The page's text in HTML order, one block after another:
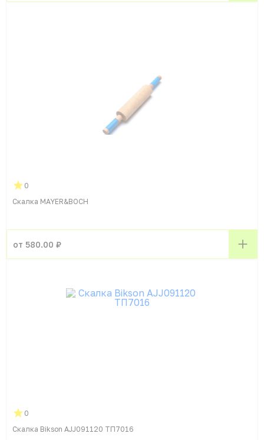
0
Скалка MAYER&BOCH
от 580.00 ₽
0
Скалка Bikson AJJ091120 ТП7016